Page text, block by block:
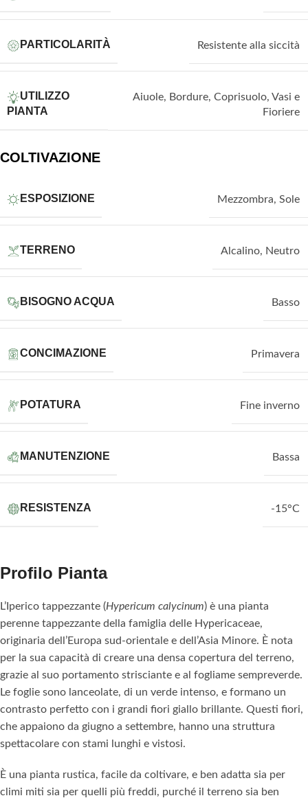
PARTICOLARITÀ Resistente alla siccità
UTILIZZO
PIANTA
Aiuole, Bordure, Coprisuolo, Vasi e
Fioriere
COLTIVAZIONE
ESPOSIZIONE Mezzombra, Sole
TERRENO Alcalino, Neutro
BISOGNO ACQUA Basso
CONCIMAZIONE Primavera
POTATURA Fine inverno
MANUTENZIONE Bassa
RESISTENZA -15°C
Profilo Pianta
L’Iperico tappezzante (Hypericum calycinum) è una pianta
perenne tappezzante della famiglia delle Hypericaceae,
originaria dell’Europa sud-orientale e dell’Asia Minore. È nota
per la sua capacità di creare una densa copertura del terreno,
grazie al suo portamento strisciante e al fogliame sempreverde.
Le foglie sono lanceolate, di un verde intenso, e formano un
contrasto perfetto con i grandi fiori giallo brillante. Questi fiori,
che appaiono da giugno a settembre, hanno una struttura
spettacolare con stami lunghi e vistosi.
È una pianta rustica, facile da coltivare, e ben adatta sia per
climi miti sia per quelli più freddi, purché il terreno sia ben